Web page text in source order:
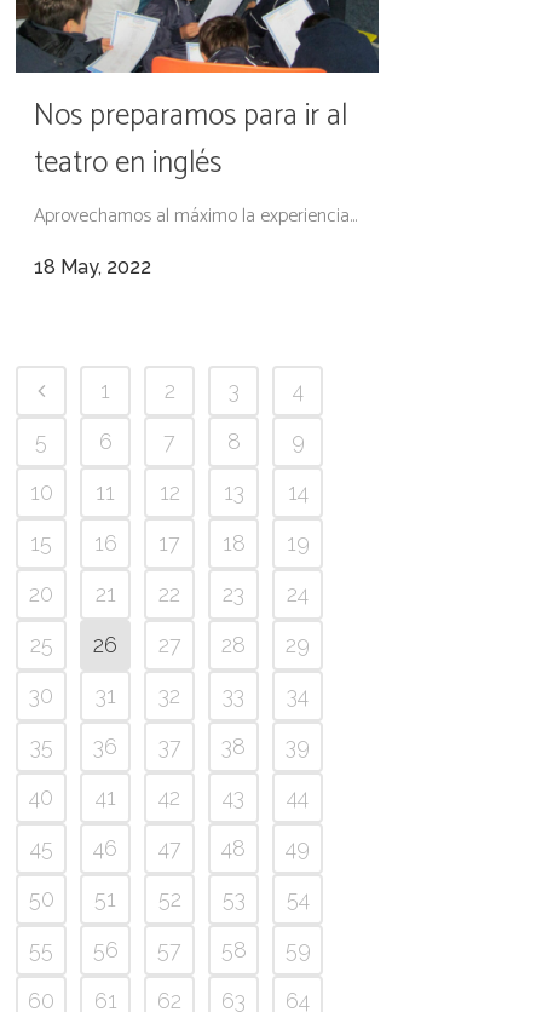
Nos preparamos para ir al
teatro en inglés
Aprovechamos al máximo la experiencia...
18 May, 2022
1 2 3
4
5
6 7 8
9
10
11 12 13
14
15
16 17 18
19
20
21 22 23
24
25
26 27 28
29
30
31 32 33
34
35
36 37 38
39
40
41 42 43
44
45
46 47 48
49
50
51 52 53
54
55
56 57 58
59
60
61 62 63 64